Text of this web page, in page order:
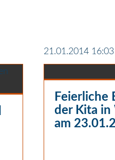
21.01.2014 16:03
Feierliche
der Kita in
am